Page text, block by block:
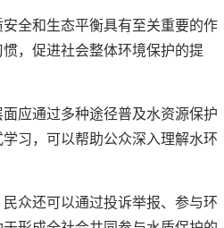
全和生态平衡具有至关重要的作
，促进社会整体环境保护的提
应通过多种途径普及水资源保护
习，可以帮助公众深入理解水环
众还可以通过投诉举报、参与环